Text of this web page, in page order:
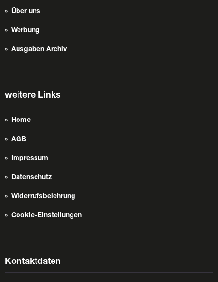
Über uns
Werbung
Ausgaben Archiv
weitere Links
Home
AGB
Impressum
Datenschutz
Widerrufsbelehrung
Cookie-Einstellungen
Kontaktdaten